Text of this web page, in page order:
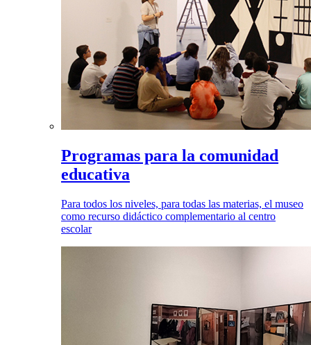
Programas para la comunidad
educativa
Para todos los niveles, para todas las materias, el museo
como recurso didáctico complementario al centro
escolar